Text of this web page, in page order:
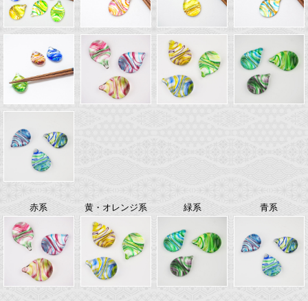
赤系 黄・オレンジ系 緑系 青系